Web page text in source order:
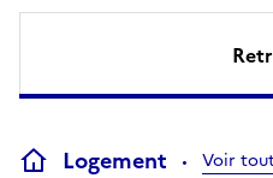
Logement Voir